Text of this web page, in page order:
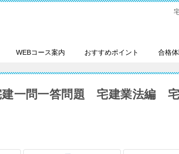
WEBコース案内 おすすめポイント 合格
建一問一答問題 宅建業法編 宅